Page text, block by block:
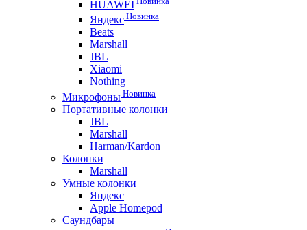
HUAWEI
Яндекс Новинка
Beats
Marshall
JBL
Xiaomi
Nothing
Микрофоны Новинка
Портативные колонки
JBL
Marshall
Harman/Kardon
Колонки
Marshall
Умные колонки
Яндекс
Apple Homepod
Саундбары